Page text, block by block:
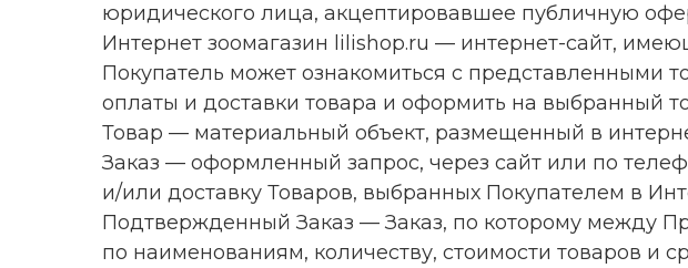
юридического лица, акцептировавшее публичную
Интернет зоомагазин lilishop.ru — интернет-сайт,
Покупатель может ознакомиться с представленными
оплаты и доставки товара и оформить на выбранный
Товар — материальный объект, размещенный в
Заказ — оформленный запрос, через сайт или по
и/или доставку Товаров, выбранных Покупателем в
Подтвержденный Заказ — Заказ, по которому между
по наименованиям, количеству, стоимости товаров и